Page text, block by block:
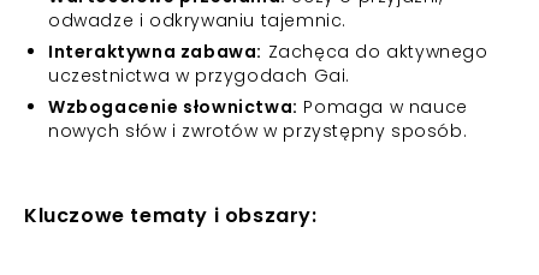
odwadze i odkrywaniu tajemnic.
Interaktywna zabawa: Zachęca do aktywnego
uczestnictwa w przygodach Gai.
Wzbogacenie słownictwa: Pomaga w nauce
nowych słów i zwrotów w przystępny sposób.
Kluczowe tematy i obszary: